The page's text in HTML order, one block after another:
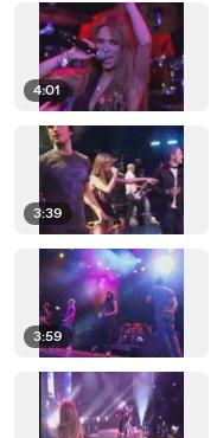
4:01
3:39
3:59